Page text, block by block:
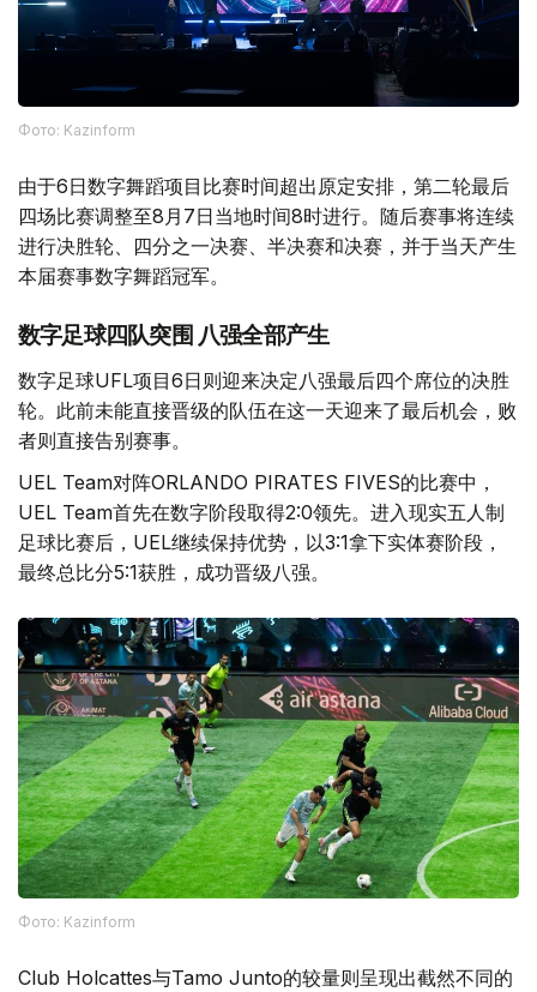
Фото: Kazinform
由于6日数字舞蹈项目比赛时间超出原定安排，第二轮最后
四场比赛调整至8月7日当地时间8时进行。随后赛事将连续
进行决胜轮、四分之一决赛、半决赛和决赛，并于当天产生
本届赛事数字舞蹈冠军。
数字足球四队突围 八强全部产生
数字足球UFL项目6日则迎来决定八强最后四个席位的决胜
轮。此前未能直接晋级的队伍在这一天迎来了最后机会，败
者则直接告别赛事。
UEL Team对阵ORLANDO PIRATES FIVES的比赛中，
UEL Team首先在数字阶段取得2:0领先。进入现实五人制
足球比赛后，UEL继续保持优势，以3:1拿下实体赛阶段，
最终总比分5:1获胜，成功晋级八强。
Фото: Kazinform
Club Holcattes与Tamo Junto的较量则呈现出截然不同的